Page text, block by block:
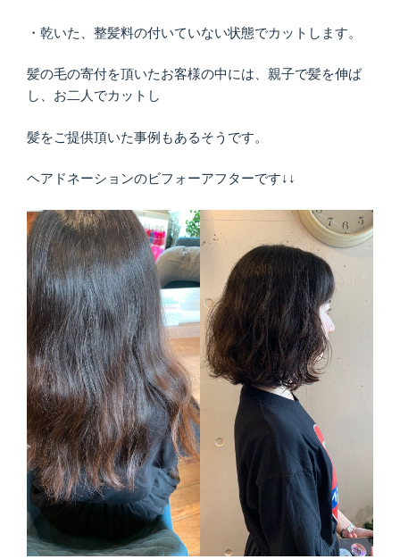
・乾いた、整髪料の付いていない状態でカットします。
髪の毛の寄付を頂いたお客様の中には、親子で髪を伸ば
し、お二人でカットし
髪をご提供頂いた事例もあるそうです。
ヘアドネーションのビフォーアフターです↓↓